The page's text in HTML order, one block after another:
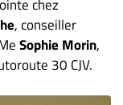
chez
, conseiller
Sophie Morin,
30 CJV.